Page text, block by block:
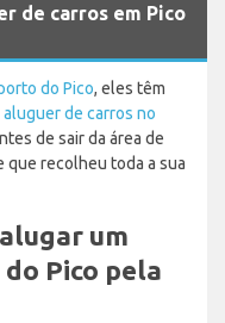
de carros em Pico
do Pico, eles têm
de carros no
de sair da área de
recolheu toda a sua
um
Pico pela